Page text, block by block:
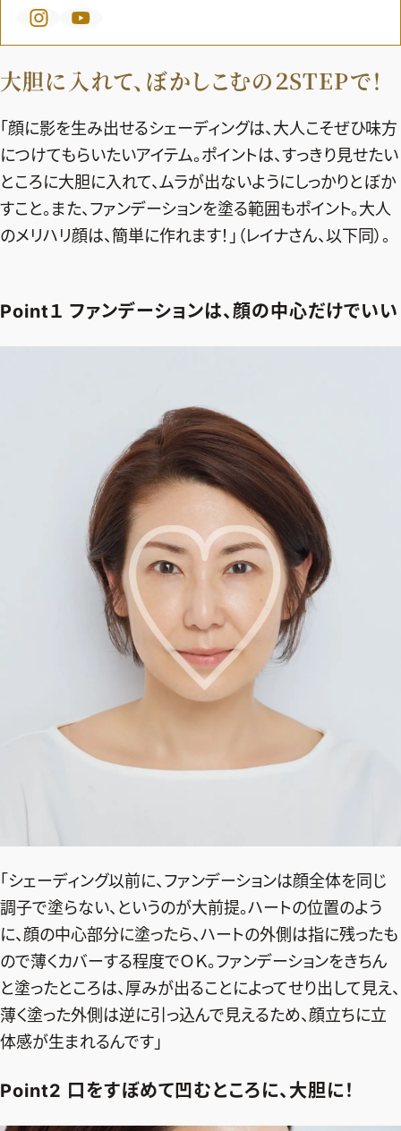
売れ筋ランキング
エクラ掲載品
イーバイエクラ
FOLLOW US
編集部から届くメールマガジン、
会員限定プレゼントや特別イベントへの応募など
特典が満載！
新規会員登録はこちら
大胆に入れて、ぼかしこむの２STEPで！
「顔に影を生み出せるシェーディングは、大人こそぜひ味方
につけてもらいたいアイテム。ポイントは、すっきり見せたい
ところに大胆に入れて、ムラが出ないようにしっかりとぼか
すこと。また、ファンデーションを塗る範囲もポイント。大人
のメリハリ顔は、簡単に作れます！」（レイナさん、以下同）。
Point１ ファンデーションは、顔の中心だけでいい
「シェーディング以前に、ファンデーションは顔全体を同じ
調子で塗らない、というのが大前提。ハートの位置のよう
に、顔の中心部分に塗ったら、ハートの外側は指に残ったも
ので薄くカバーする程度でＯＫ。ファンデーションをきちん
と塗ったところは、厚みが出ることによってせり出して見え、
薄く塗った外側は逆に引っ込んで見えるため、顔立ちに立
体感が生まれるんです」
Point2 口をすぼめて凹むところに、大胆に！